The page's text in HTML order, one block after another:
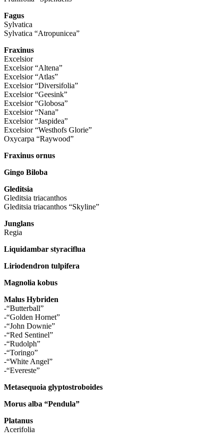
Fagus
Sylvatica
Sylvatica “Atropunicea”
Fraxinus
Excelsior
Excelsior “Altena”
Excelsior “Atlas”
Excelsior “Diversifolia”
Excelsior “Geesink”
Excelsior “Globosa”
Excelsior “Nana”
Excelsior “Jaspidea”
Excelsior “Westhofs Glorie”
Oxycarpa “Raywood”
Fraxinus ornus
Gingo Biloba
Gleditsia
Gleditsia triacanthos
Gleditsia triacanthos “Skyline”
Junglans
Regia
Liquidambar styraciflua
Liriodendron tulpifera
Magnolia kobus
Malus Hybriden
-“Butterball”
-“Golden Hornet”
-“John Downie”
-“Red Sentinel”
-“Rudolph”
-“Toringo”
-“White Angel”
-“Evereste”
Metasequoia glyptostroboides
Morus alba “Pendula”
Platanus
Acerifolia